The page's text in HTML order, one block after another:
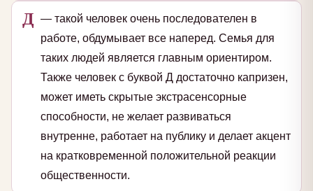
Д — такой человек очень последователен в
работе, обдумывает все наперед. Семья для
таких людей является главным ориентиром.
Также человек с буквой Д достаточно капризен,
может иметь скрытые экстрасенсорные
способности, не желает развиваться
внутренне, работает на публику и делает акцент
на кратковременной положительной реакции
общественности.